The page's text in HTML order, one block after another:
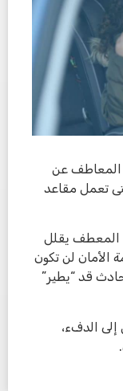
المعاطف عن
تعمل مقاعد
المعطف يقلل
الأمان لن تكون
قد “يطير”
إلى الدفء،